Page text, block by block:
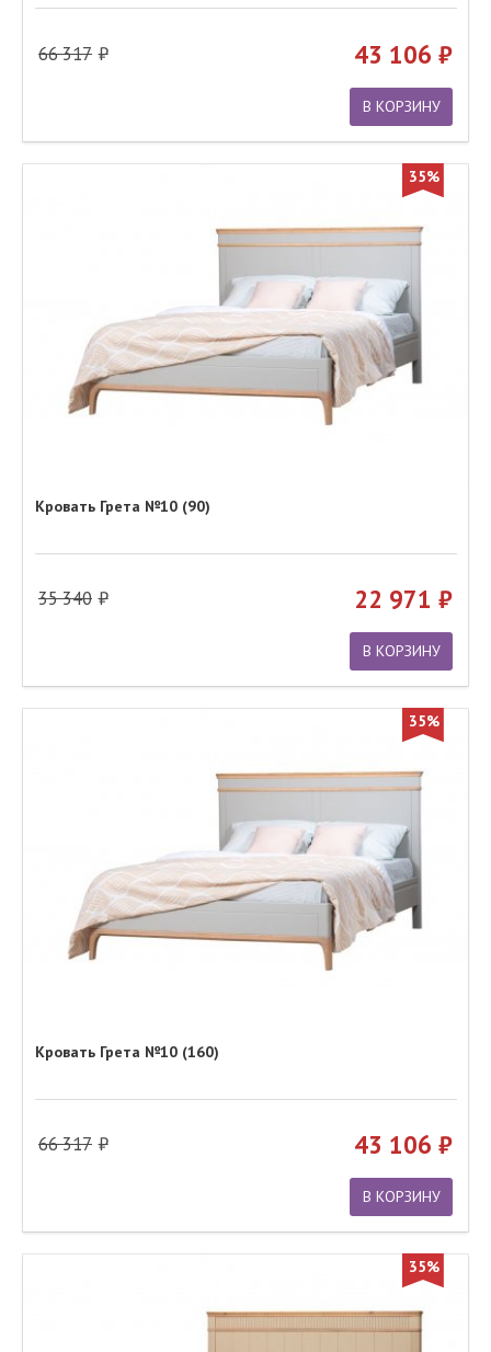
66 317 43 106
В КОРЗИНУ
35%
Кровать Грета №10 (90)
35 340 22 971
В КОРЗИНУ
35%
Кровать Грета №10 (160)
66 317 43 106
В КОРЗИНУ
35%